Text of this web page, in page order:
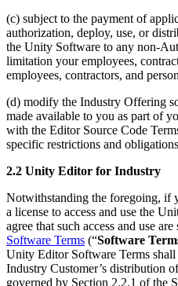
(c) subject to the payment of
authorization, deploy, use, or
the Unity Software to any non-
limitation your employees,
employees, contractors, and
(d) modify the Industry Offering
made available to you as part of
with the Editor Source Code
specific restrictions and
2.2 Unity Editor for Industry
Notwithstanding the foregoing, if
a license to access and use the
agree that such access and use
Software Terms (“Software
Unity Editor Software Terms
Industry Customer’s distribution
governed by Section 2.2.1 of the